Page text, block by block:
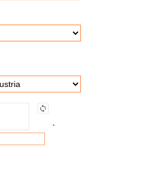
*